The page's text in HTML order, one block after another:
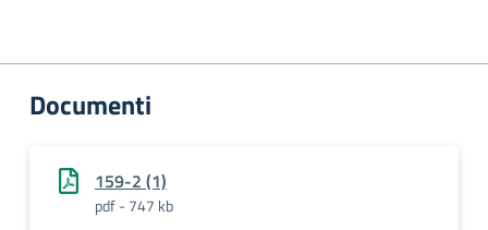
Documenti
159-2 (1)
pdf - 747 kb